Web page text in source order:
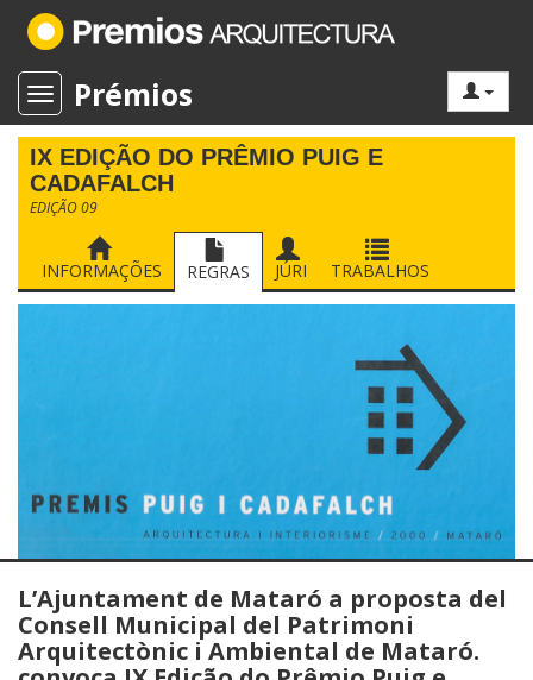
Toggle navigation
Prémios
IX EDIÇÃO DO PRÊMIO PUIG E
CADAFALCH
EDIÇÃO 09
INFORMAÇÕES REGRAS JÚRI TRABALHOS
L’Ajuntament de Mataró a proposta del
Consell Municipal del Patrimoni
Arquitectònic i Ambiental de Mataró.